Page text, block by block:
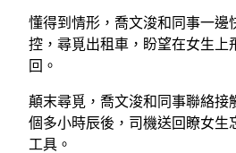
懂得到情形，喬文浚和同事一邊
控，尋覓出租車，盼望在女生上
回。
顛末尋覓，喬文浚和同事聯絡接
個多小時辰後，司機送回瞭女生
工具。